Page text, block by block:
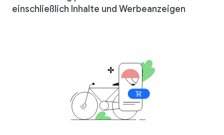
einschließlich Inhalte und Werbeanzeigen